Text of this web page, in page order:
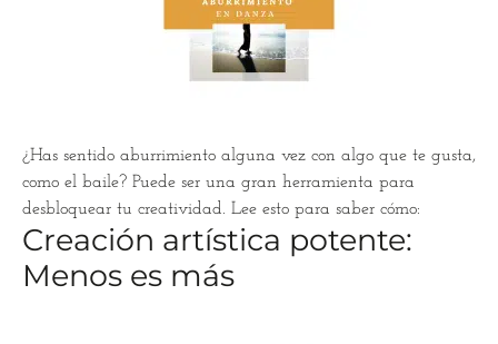
¿Has sentido aburrimiento alguna vez con algo que te gusta,
como el baile? Puede ser una gran herramienta para
desbloquear tu creatividad. Lee esto para saber cómo:
Creación artística potente:
Menos es más